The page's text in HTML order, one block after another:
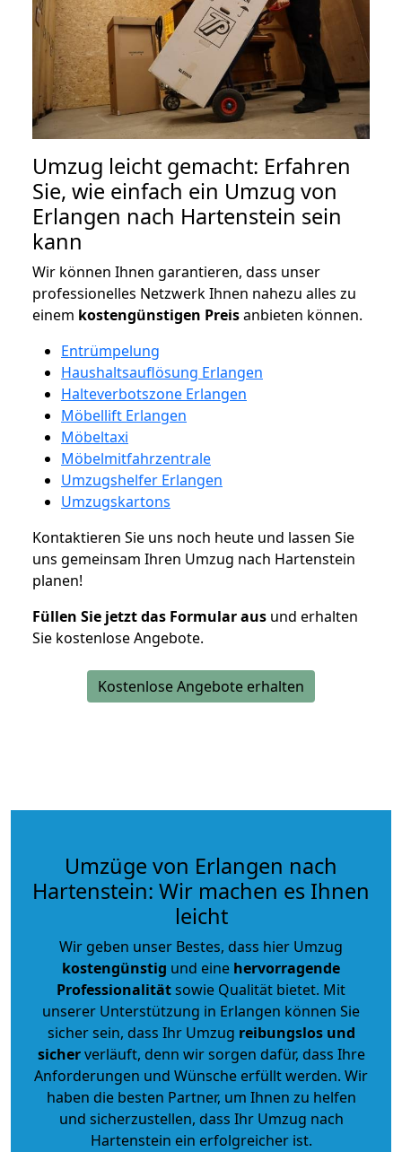
Umzug leicht gemacht: Erfahren
Sie, wie einfach ein Umzug von
Erlangen nach Hartenstein sein
kann
Wir können Ihnen garantieren, dass unser
professionelles Netzwerk Ihnen nahezu alles zu
einem kostengünstigen Preisanbieten können.
Entrümpelung
Haushaltsauflösung Erlangen
Halteverbotszone Erlangen
Möbellift Erlangen
Möbeltaxi
Möbelmitfahrzentrale
Umzugshelfer Erlangen
Umzugskartons
Kontaktieren Sie uns noch heute und lassen Sie
uns gemeinsam Ihren Umzug nach Hartenstein
planen!
Füllen Sie jetzt das Formular aus und erhalten
Sie kostenlose Angebote.
Kostenlose Angebote erhalten
Umzüge von Erlangen nach
Hartenstein: Wir machen es Ihnen
leicht
Wir geben unser Bestes, dass hier Umzug
kostengünstig und eine hervorragende
Professionalitätsowie Qualität bietet. Mit
unserer Unterstützung in Erlangen können Sie
sicher sein, dass Ihr Umzug reibungslos und
sicherverläuft, denn wir sorgen dafür, dass Ihre
Anforderungen und Wünsche erfüllt werden. Wir
haben die besten Partner, um Ihnen zu helfen
und sicherzustellen, dass Ihr Umzug nach
Hartenstein ein erfolgreicher ist.